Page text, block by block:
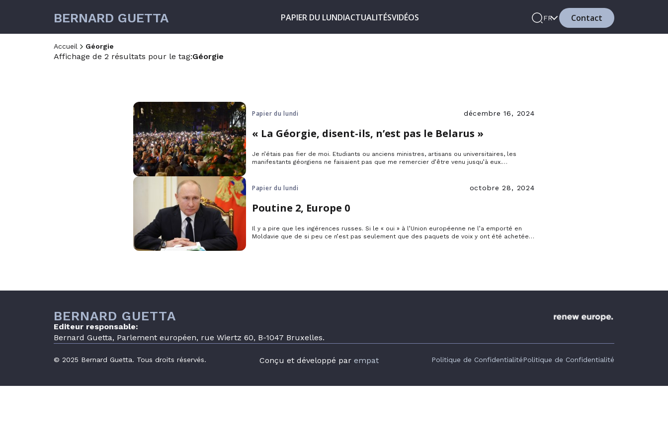
BERNARD GUETTA PAPIER DU LUNDIACTUALITÉSVIDÉOS FR Contact
Accueil Géorgie
Affichage de 2 résultats pour le tag:Géorgie
Papier du lundi décembre 16, 2024
« La Géorgie, disent-ils, n’est pas le Belarus »
Je n’étais pas fier de moi. Etudiants ou anciens ministres, artisans ou universitaires, les
manifestants géorgiens ne faisaient pas que me remercier d’être venu jusqu’à eux.
Quand, mais quand, insistaient-ils, cette Union qu’ils veulent tant rejoindre les…
Papier du lundi octobre 28, 2024
Poutine 2, Europe 0
Il y a pire que les ingérences russes. Si le « oui » à l’Union européenne ne l’a emporté en
Moldavie que de si peu ce n’est pas seulement que des paquets de voix y ont été achetées
BERNARD GUETTA
Editeur responsable:
Bernard Guetta, Parlement européen, rue Wiertz 60, B-1047 Bruxelles.
© 2025 Bernard Guetta. Tous droits réservés. Conçu et développé par empat Politique de ConfidentialitéPolitique de Confidentialité